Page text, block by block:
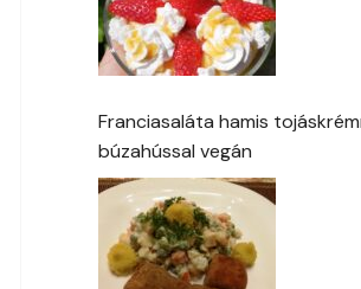
Franciasaláta hamis
búzahússal vegán